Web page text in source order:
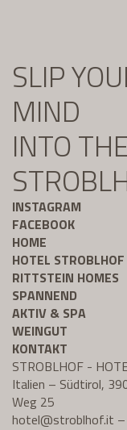
SLIP
MIND
INTO
INSTAGRAM
FACEBOOK
HOME
HOTEL STROBLHOF
RITTSTEIN HOMES
SPANNEND
AKTIV & SPA
WEINGUT
KONTAKT
STROBLHOF -
Italien – Südtirol,
Weg 25
hotel@stroblhof.it –